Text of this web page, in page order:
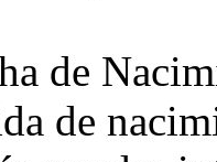
de
de